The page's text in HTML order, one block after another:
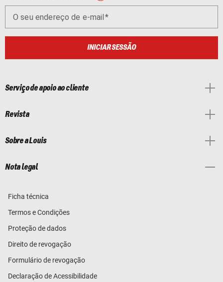
O seu endereço de e-mail
INICIAR SESSÃO
Serviço de apoio ao cliente
Revista
Sobre a Louis
Nota legal
Ficha técnica
Termos e Condições
Proteção de dados
Direito de revogação
Formulário de revogação
Declaração de Acessibilidade